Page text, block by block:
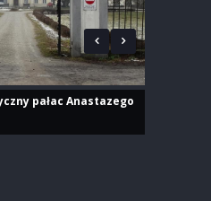
pałac Anastazego